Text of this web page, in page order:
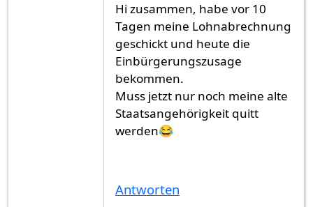
Hi zusammen, habe vor 10
Tagen meine Lohnabrechnung
geschickt und heute die
Einbürgerungszusage
bekommen.
Muss jetzt nur noch meine alte
Staatsangehörigkeit quitt
werden😂
Antworten